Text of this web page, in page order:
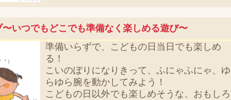
いつでもどこでも準備なく楽しめる遊び〜
準備いらずで、こどもの日当日でも楽しめ
る！
こいのぼりになりきって、ふにゃふにゃ、ゆ
らゆら腕を動かしてみよう！
こどもの日以外でも楽しめそうな、おもしろ